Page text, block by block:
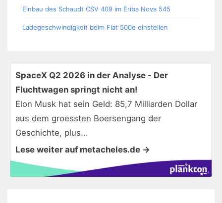
Einbau des Schaudt CSV 409 im Eriba Nova 545
Ladegeschwindigkeit beim Fiat 500e einstellen
SpaceX Q2 2026 in der Analyse - Der
Fluchtwagen springt nicht an!
Elon Musk hat sein Geld: 85,7 Milliarden Dollar
aus dem groessten Boersengang der
Geschichte, plus...
Lese weiter auf metacheles.de →